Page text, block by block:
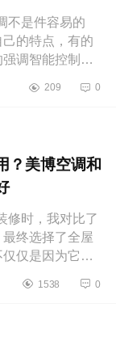
是件容易的
的特点，有的
调智能控制，
实惠又好用的
209 0
？美博空调和
时，我对比了
终选择了全屋
仅是因为它的
让我非常满
1538 0